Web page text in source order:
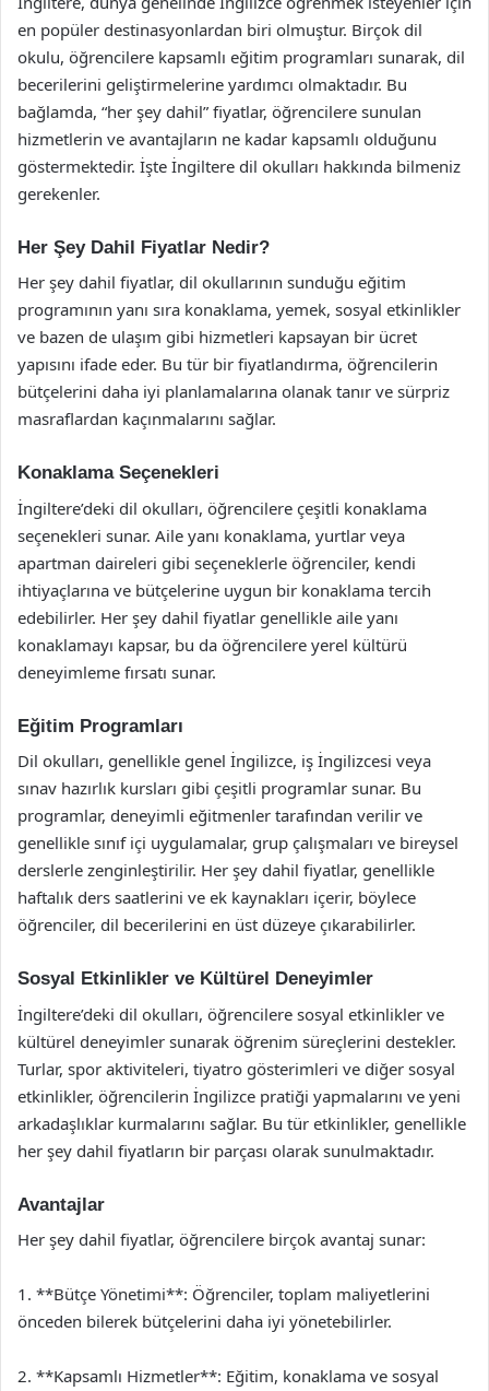
en popüler destinasyonlardan biri olmuştur. Birçok dil
okulu, öğrencilere kapsamlı eğitim programları sunarak, dil
becerilerini geliştirmelerine yardımcı olmaktadır. Bu
bağlamda, “her şey dahil” fiyatlar, öğrencilere sunulan
hizmetlerin ve avantajların ne kadar kapsamlı olduğunu
göstermektedir. İşte İngiltere dil okulları hakkında bilmeniz
gerekenler.
Her Şey Dahil Fiyatlar Nedir?
Her şey dahil fiyatlar, dil okullarının sunduğu eğitim
programının yanı sıra konaklama, yemek, sosyal etkinlikler
ve bazen de ulaşım gibi hizmetleri kapsayan bir ücret
yapısını ifade eder. Bu tür bir fiyatlandırma, öğrencilerin
bütçelerini daha iyi planlamalarına olanak tanır ve sürpriz
masraflardan kaçınmalarını sağlar.
Konaklama Seçenekleri
İngiltere’deki dil okulları, öğrencilere çeşitli konaklama
seçenekleri sunar. Aile yanı konaklama, yurtlar veya
apartman daireleri gibi seçeneklerle öğrenciler, kendi
ihtiyaçlarına ve bütçelerine uygun bir konaklama tercih
edebilirler. Her şey dahil fiyatlar genellikle aile yanı
konaklamayı kapsar, bu da öğrencilere yerel kültürü
deneyimleme fırsatı sunar.
Eğitim Programları
Dil okulları, genellikle genel İngilizce, iş İngilizcesi veya
sınav hazırlık kursları gibi çeşitli programlar sunar. Bu
programlar, deneyimli eğitmenler tarafından verilir ve
genellikle sınıf içi uygulamalar, grup çalışmaları ve bireysel
derslerle zenginleştirilir. Her şey dahil fiyatlar, genellikle
haftalık ders saatlerini ve ek kaynakları içerir, böylece
öğrenciler, dil becerilerini en üst düzeye çıkarabilirler.
Sosyal Etkinlikler ve Kültürel Deneyimler
İngiltere’deki dil okulları, öğrencilere sosyal etkinlikler ve
kültürel deneyimler sunarak öğrenim süreçlerini destekler.
Turlar, spor aktiviteleri, tiyatro gösterimleri ve diğer sosyal
etkinlikler, öğrencilerin İngilizce pratiği yapmalarını ve yeni
arkadaşlıklar kurmalarını sağlar. Bu tür etkinlikler, genellikle
her şey dahil fiyatların bir parçası olarak sunulmaktadır.
Avantajlar
Her şey dahil fiyatlar, öğrencilere birçok avantaj sunar:
1. **Bütçe Yönetimi**: Öğrenciler, toplam maliyetlerini
önceden bilerek bütçelerini daha iyi yönetebilirler.
2. **Kapsamlı Hizmetler**: Eğitim, konaklama ve sosyal